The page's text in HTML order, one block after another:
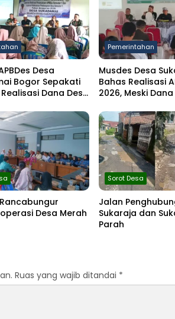
Desa
Bogor Sepakati
Dana Desa
Pemerintahan
Musdes Desa
Bahas Realisasi
2026, Meski
Tetap Dibangun
Desa Merah
Sorot Desa
Jalan
Sukaraja dan
Parah
Ruas yang wajib ditandai *